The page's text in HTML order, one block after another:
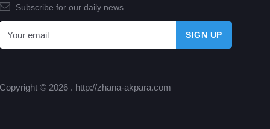
Subscribe for our daily news
Copyright © 2026 . http://zhana-akpara.com